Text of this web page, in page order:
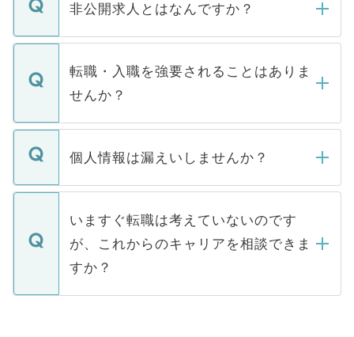
登録内容を確認し、その後メールもしくは
ます。通常、5営業日以内にはご連絡をせて
いただきますので、しばらくお待ちくださ
非公開求人とはなんですか？
マイナビDOCTORで取り扱っている求人の
うち約3割は、Webサイトからご覧いただ
けない「非公開求人」です。非公開求人は
下記の理由によって、一般には公開してい
ません。
■応募殺到を避けるため 人気のある医療機
関を公にしてしまうと、応募が殺到する場
に、医療機関が求める条件に合った人材の
みを人材紹介会社に依頼するケースが増え
ています。
転職・入職を強要されることはありま
せんか？
転職・入職を強要することは一切ありませ
ん。また、仮に応募先から内定をいただい
定を承諾する必要はありません。内定先へ
の辞退の連絡はキャリアパートナーが行い
個人情報は漏えいしませんか？
個人情報が漏えいすることはありませんの
で、ご安心ください。当サイトからの登録
などで収集したご登録者様の個人情報は、
ご本人のキャリアアップおよび転職活動の
支援を目的に使用いたします。お預かりし
ているすべての個人データはご本人の許可
いますぐ転職は考えていないのです
が、これからのキャリアを相談できま
すか？